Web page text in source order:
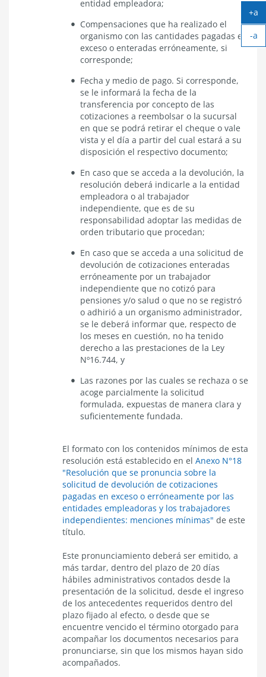
entidad empleadora;
Compensaciones que ha realizado el
organismo con las cantidades pagadas en
exceso o enteradas erróneamente, si
corresponde;
Fecha y medio de pago. Si corresponde,
se le informará la fecha de la
transferencia por concepto de las
cotizaciones a reembolsar o la sucursal
en que se podrá retirar el cheque o vale
vista y el día a partir del cual estará a su
disposición el respectivo documento;
En caso que se acceda a la devolución, la
resolución deberá indicarle a la entidad
empleadora o al trabajador
independiente, que es de su
responsabilidad adoptar las medidas de
orden tributario que procedan;
En caso que se acceda a una solicitud de
devolución de cotizaciones enteradas
erróneamente por un trabajador
independiente que no cotizó para
pensiones y/o salud o que no se registró
o adhirió a un organismo administrador,
se le deberá informar que, respecto de
los meses en cuestión, no ha tenido
derecho a las prestaciones de la Ley
Nº16.744, y
Las razones por las cuales se rechaza o se
acoge parcialmente la solicitud
formulada, expuestas de manera clara y
suficientemente fundada.
El formato con los contenidos mínimos de esta
resolución está establecido en el Anexo N°18
"Resolución que se pronuncia sobre la
solicitud de devolución de cotizaciones
pagadas en exceso o erróneamente por las
entidades empleadoras y los trabajadores
independientes: menciones mínimas" de este
título.
Este pronunciamiento deberá ser emitido, a
más tardar, dentro del plazo de 20 días
hábiles administrativos contados desde la
presentación de la solicitud, desde el ingreso
de los antecedentes requeridos dentro del
plazo fijado al efecto, o desde que se
encuentre vencido el término otorgado para
acompañar los documentos necesarios para
pronunciarse, sin que los mismos hayan sido
acompañados.
+a
-a